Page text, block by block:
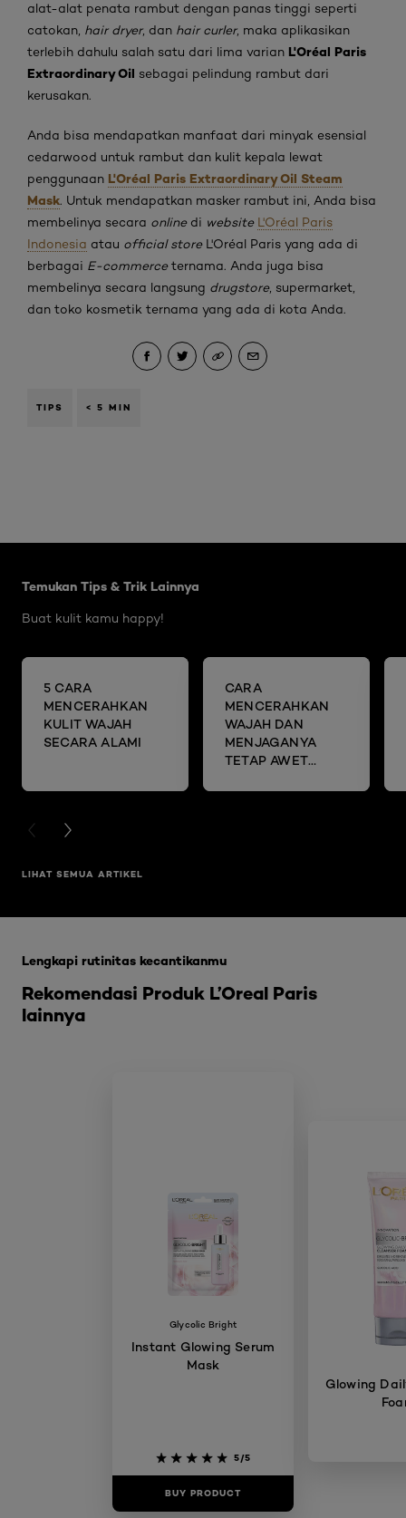
alat-alat penata rambut dengan panas tinggi seperti
catokan, hair dryer, dan hair curler, maka aplikasikan
terlebih dahulu salah satu dari lima varian L'Oréal Paris
Extraordinary Oil sebagai pelindung rambut dari
kerusakan.
Anda bisa mendapatkan manfaat dari minyak esensial
cedarwood untuk rambut dan kulit kepala lewat
penggunaan L'Oréal Paris Extraordinary Oil Steam
Mask. Untuk mendapatkan masker rambut ini, Anda bisa
membelinya secara onlinedi website L'Oréal Paris
Indonesia atau official storeL'Oréal Paris yang ada di
berbagai E-commerceternama. Anda juga bisa
membelinya secara langsung drugstore, supermarket,
dan toko kosmetik ternama yang ada di kota Anda.
TIPS < 5 MIN
Temukan Tips & Trik Lainnya
Buat kulit kamu happy!
5 CARA
MENCERAHKAN
KULIT WAJAH
SECARA ALAMI
CARA
MENCERAHKAN
WAJAH DAN
MENJAGANYA
TETAP AWET
SHEET MASK
PREVIOUS CARD
NEXT CARD
LIHAT SEMUA ARTIKEL
Rekomendasi Produk L’Oreal Paris
lainnya
Lengkapi rutinitas kecantikanmu
Glycolic Bright
Instant Glowing Serum
Mask
5/5
BUY PRODUCT
Glowing